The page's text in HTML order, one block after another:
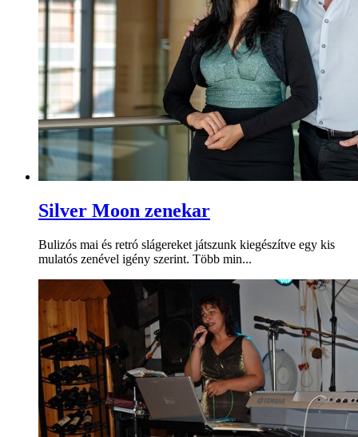
Silver Moon zenekar
Bulizós mai és retró slágereket játszunk kiegészítve egy kis
mulatós zenével igény szerint. Több min...